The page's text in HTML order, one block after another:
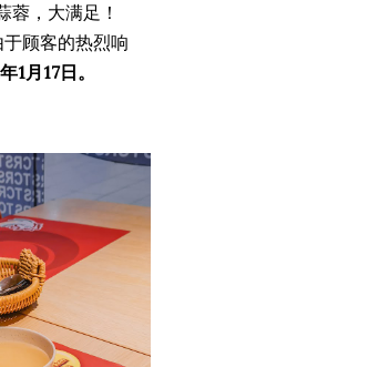
，大满足！
于顾客的热烈响
月17日。